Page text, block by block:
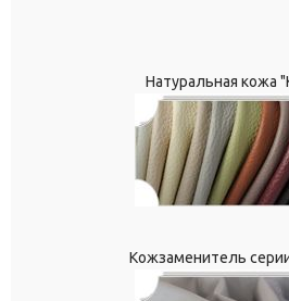
Натуральная кожа
Кожзаменитель